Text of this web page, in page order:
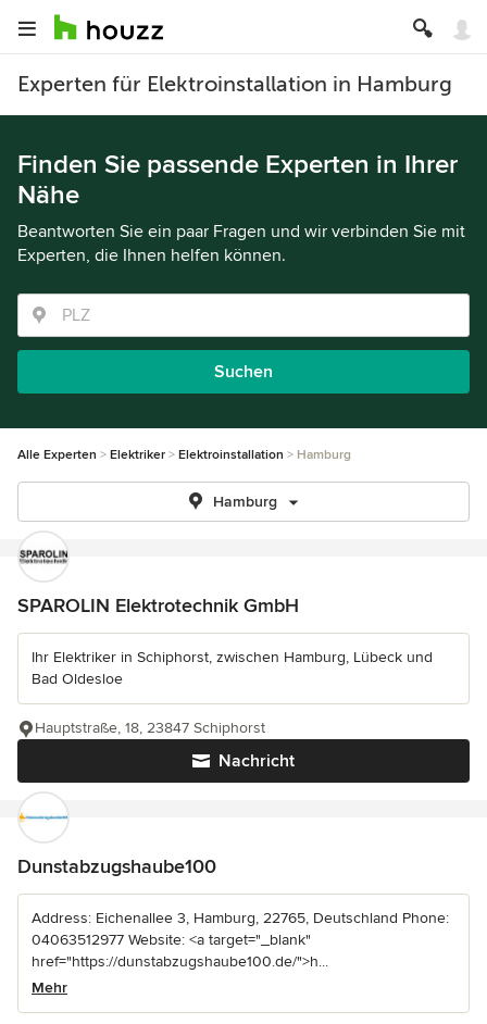
Experten für Elektroinstallation in Hamburg
Finden Sie passende Experten in Ihrer
Nähe
Beantworten Sie ein paar Fragen und wir verbinden Sie mit
Experten, die Ihnen helfen können.
Suchen
Alle Experten Elektriker Elektroinstallation Hamburg
Hamburg
SPAROLIN Elektrotechnik GmbH
Ihr Elektriker in Schiphorst, zwischen Hamburg, Lübeck und
Bad Oldesloe
Nachricht
Hauptstraße, 18, 23847 Schiphorst
Dunstabzugshaube100
Address: Eichenallee 3, Hamburg, 22765, Deutschland Phone:
04063512977 Website: <a target="_blank"
href="https://dunstabzugshaube100.de/">h...
Mehr